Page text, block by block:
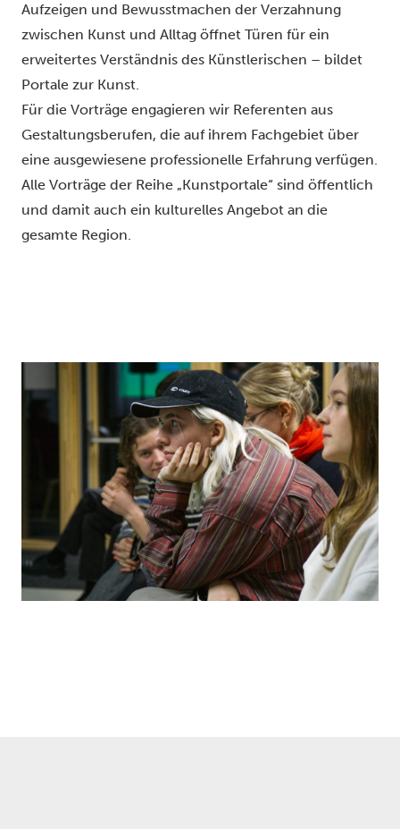
Aufzeigen und Bewusstmachen der Verzahnung
zwischen Kunst und Alltag öffnet Türen für ein
erweitertes Verständnis des Künstlerischen – bildet
Portale zur Kunst.
Für die Vorträge engagieren wir Referenten aus
Gestaltungsberufen, die auf ihrem Fachgebiet über
eine ausgewiesene professionelle Erfahrung verfügen.
Alle Vorträge der Reihe „Kunstportale“ sind öffentlich
und damit auch ein kulturelles Angebot an die
gesamte Region.